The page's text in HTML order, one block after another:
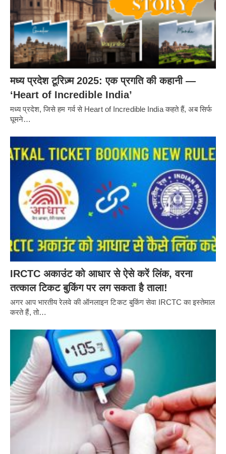
मध्य प्रदेश टूरिज़्म 2025: एक प्रगति की कहानी —
‘Heart of Incredible India’
मध्य प्रदेश, जिसे हम गर्व से Heart of Incredible India कहते हैं, अब सिर्फ
घूमने…
IRCTC अकाउंट को आधार से ऐसे करें लिंक, वरना
तत्काल टिकट बुकिंग पर लग सकता है ताला!
अगर आप भारतीय रेलवे की ऑनलाइन टिकट बुकिंग सेवा IRCTC का इस्तेमाल
करते हैं, तो…